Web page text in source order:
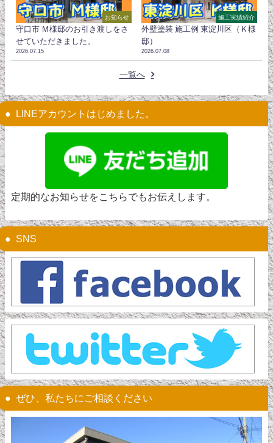
お知らせ
守口市 Ｍ様邸のお引き渡しをさ
せていただきました。
2026.07.15
施工実績紹介
外壁塗装 施工例 東淀川区（Ｋ様
邸）
2026.07.08
一覧へ
LINEアカウントはじめました。
定期的なお知らせをこちらでもお伝えします。
SNS
ぜひ、私たちにご相談ください